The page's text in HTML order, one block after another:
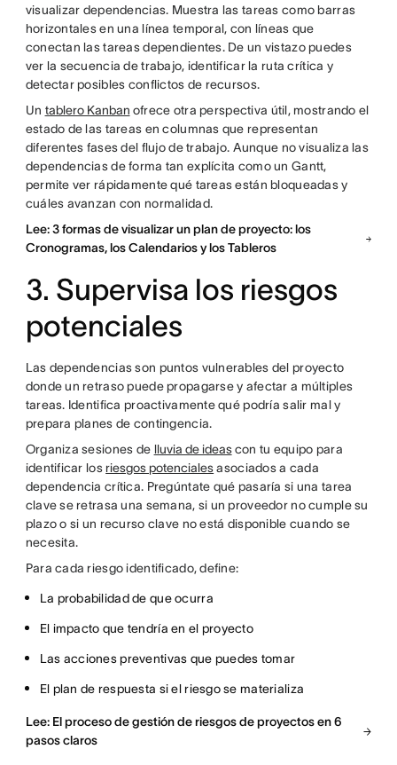
visualizar dependencias. Muestra las tareas como barras
horizontales en una línea temporal, con líneas que
conectan las tareas dependientes. De un vistazo puedes
ver la secuencia de trabajo, identificar la ruta crítica y
detectar posibles conflictos de recursos.
Un tablero Kanban ofrece otra perspectiva útil, mostrando el
estado de las tareas en columnas que representan
diferentes fases del flujo de trabajo. Aunque no visualiza las
dependencias de forma tan explícita como un Gantt,
permite ver rápidamente qué tareas están bloqueadas y
cuáles avanzan con normalidad.
Lee: 3 formas de visualizar un plan de proyecto: los
Cronogramas, los Calendarios y los Tableros
3. Supervisa los riesgos
potenciales
Las dependencias son puntos vulnerables del proyecto
donde un retraso puede propagarse y afectar a múltiples
tareas. Identifica proactivamente qué podría salir mal y
prepara planes de contingencia.
Organiza sesiones de lluvia de ideascon tu equipo para
identificar los riesgos potencialesasociados a cada
dependencia crítica. Pregúntate qué pasaría si una tarea
clave se retrasa una semana, si un proveedor no cumple su
plazo o si un recurso clave no está disponible cuando se
necesita.
Para cada riesgo identificado, define:
La probabilidad de que ocurra
El impacto que tendría en el proyecto
Las acciones preventivas que puedes tomar
El plan de respuesta si el riesgo se materializa
Lee: El proceso de gestión de riesgos de proyectos en 6
pasos claros